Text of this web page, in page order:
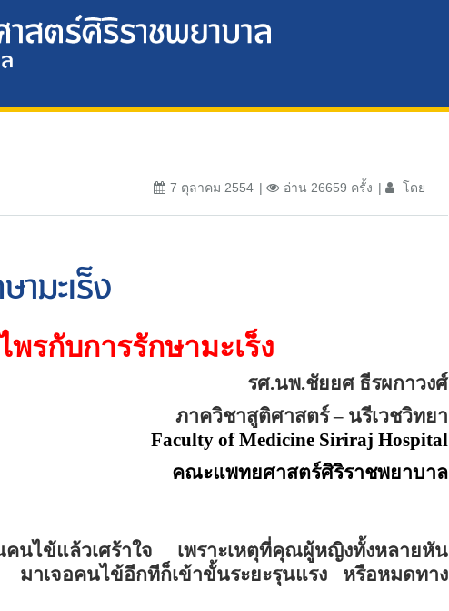
7 ตุลาคม 2554 อ่าน 26659 ครั้ง โดย
มะเร็ง
พรกับการรักษามะเร็ง
รศ.นพ.ชัยยศ ธีรผกาวงศ์
ภาควิชาสูติศาสตร์– นรีเวชวิทยา
Faculty ofMedicine Siriraj Hospital
คณะแพทยศาสตร์ศิริราชพยาบาล
คนไข้แล้วเศร้าใจ เพราะเหตุที่คุณผู้หญิงทั้งหลายหัน
มาเจอคนไข้อีกทีก็เข้าขั้นระยะรุนแรง หรือหมดทาง